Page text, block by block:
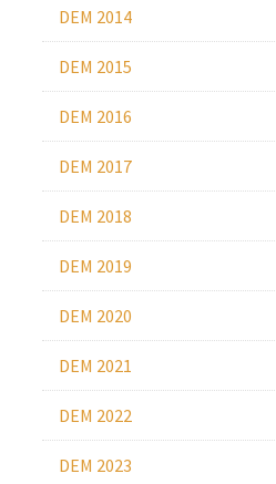
DEM 2014
DEM 2015
DEM 2016
DEM 2017
DEM 2018
DEM 2019
DEM 2020
DEM 2021
DEM 2022
DEM 2023